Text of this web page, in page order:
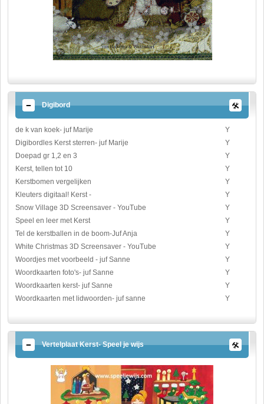
Digibord
de k van koek- juf Marije
Y
Digibordles Kerst sterren- juf Marije
Y
Doepad gr 1,2 en 3
Y
Kerst, tellen tot 10
Y
Kerstbomen vergelijken
Y
Kleuters digitaal! Kerst -
Y
Snow Village 3D Screensaver - YouTube
Y
Speel en leer met Kerst
Y
Tel de kerstballen in de boom-Juf Anja
Y
White Christmas 3D Screensaver - YouTube
Y
Woordjes met voorbeeld - juf Sanne
Y
Woordkaarten foto's- juf Sanne
Y
Woordkaarten kerst- juf Sanne
Y
Woordkaarten met lidwoorden- juf sanne
Y
Vertelplaat Kerst- Speel je wijs